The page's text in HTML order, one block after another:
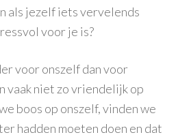
als jezelf iets vervelends
voor je is?
voor onszelf dan voor
vaak niet zo vriendelijk op
boos op onszelf, vinden we
hadden moeten doen en dat